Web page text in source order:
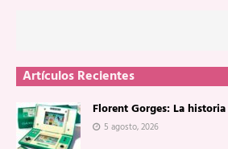
Artículos Recientes
Florent Gorges: La
5 agosto, 2026